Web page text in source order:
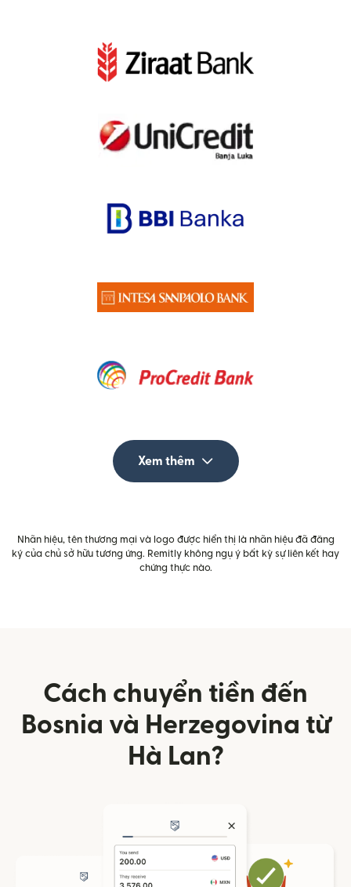
Xem thêm
Nhãn hiệu, tên thương mại và logo được hiển thị là nhãn hiệu đã đăng
ký của chủ sở hữu tương ứng. Remitly không ngụ ý bất kỳ sự liên kết hay
chứng thực nào.
Cách chuyển tiền đến
Bosnia và Herzegovina từ
Hà Lan?